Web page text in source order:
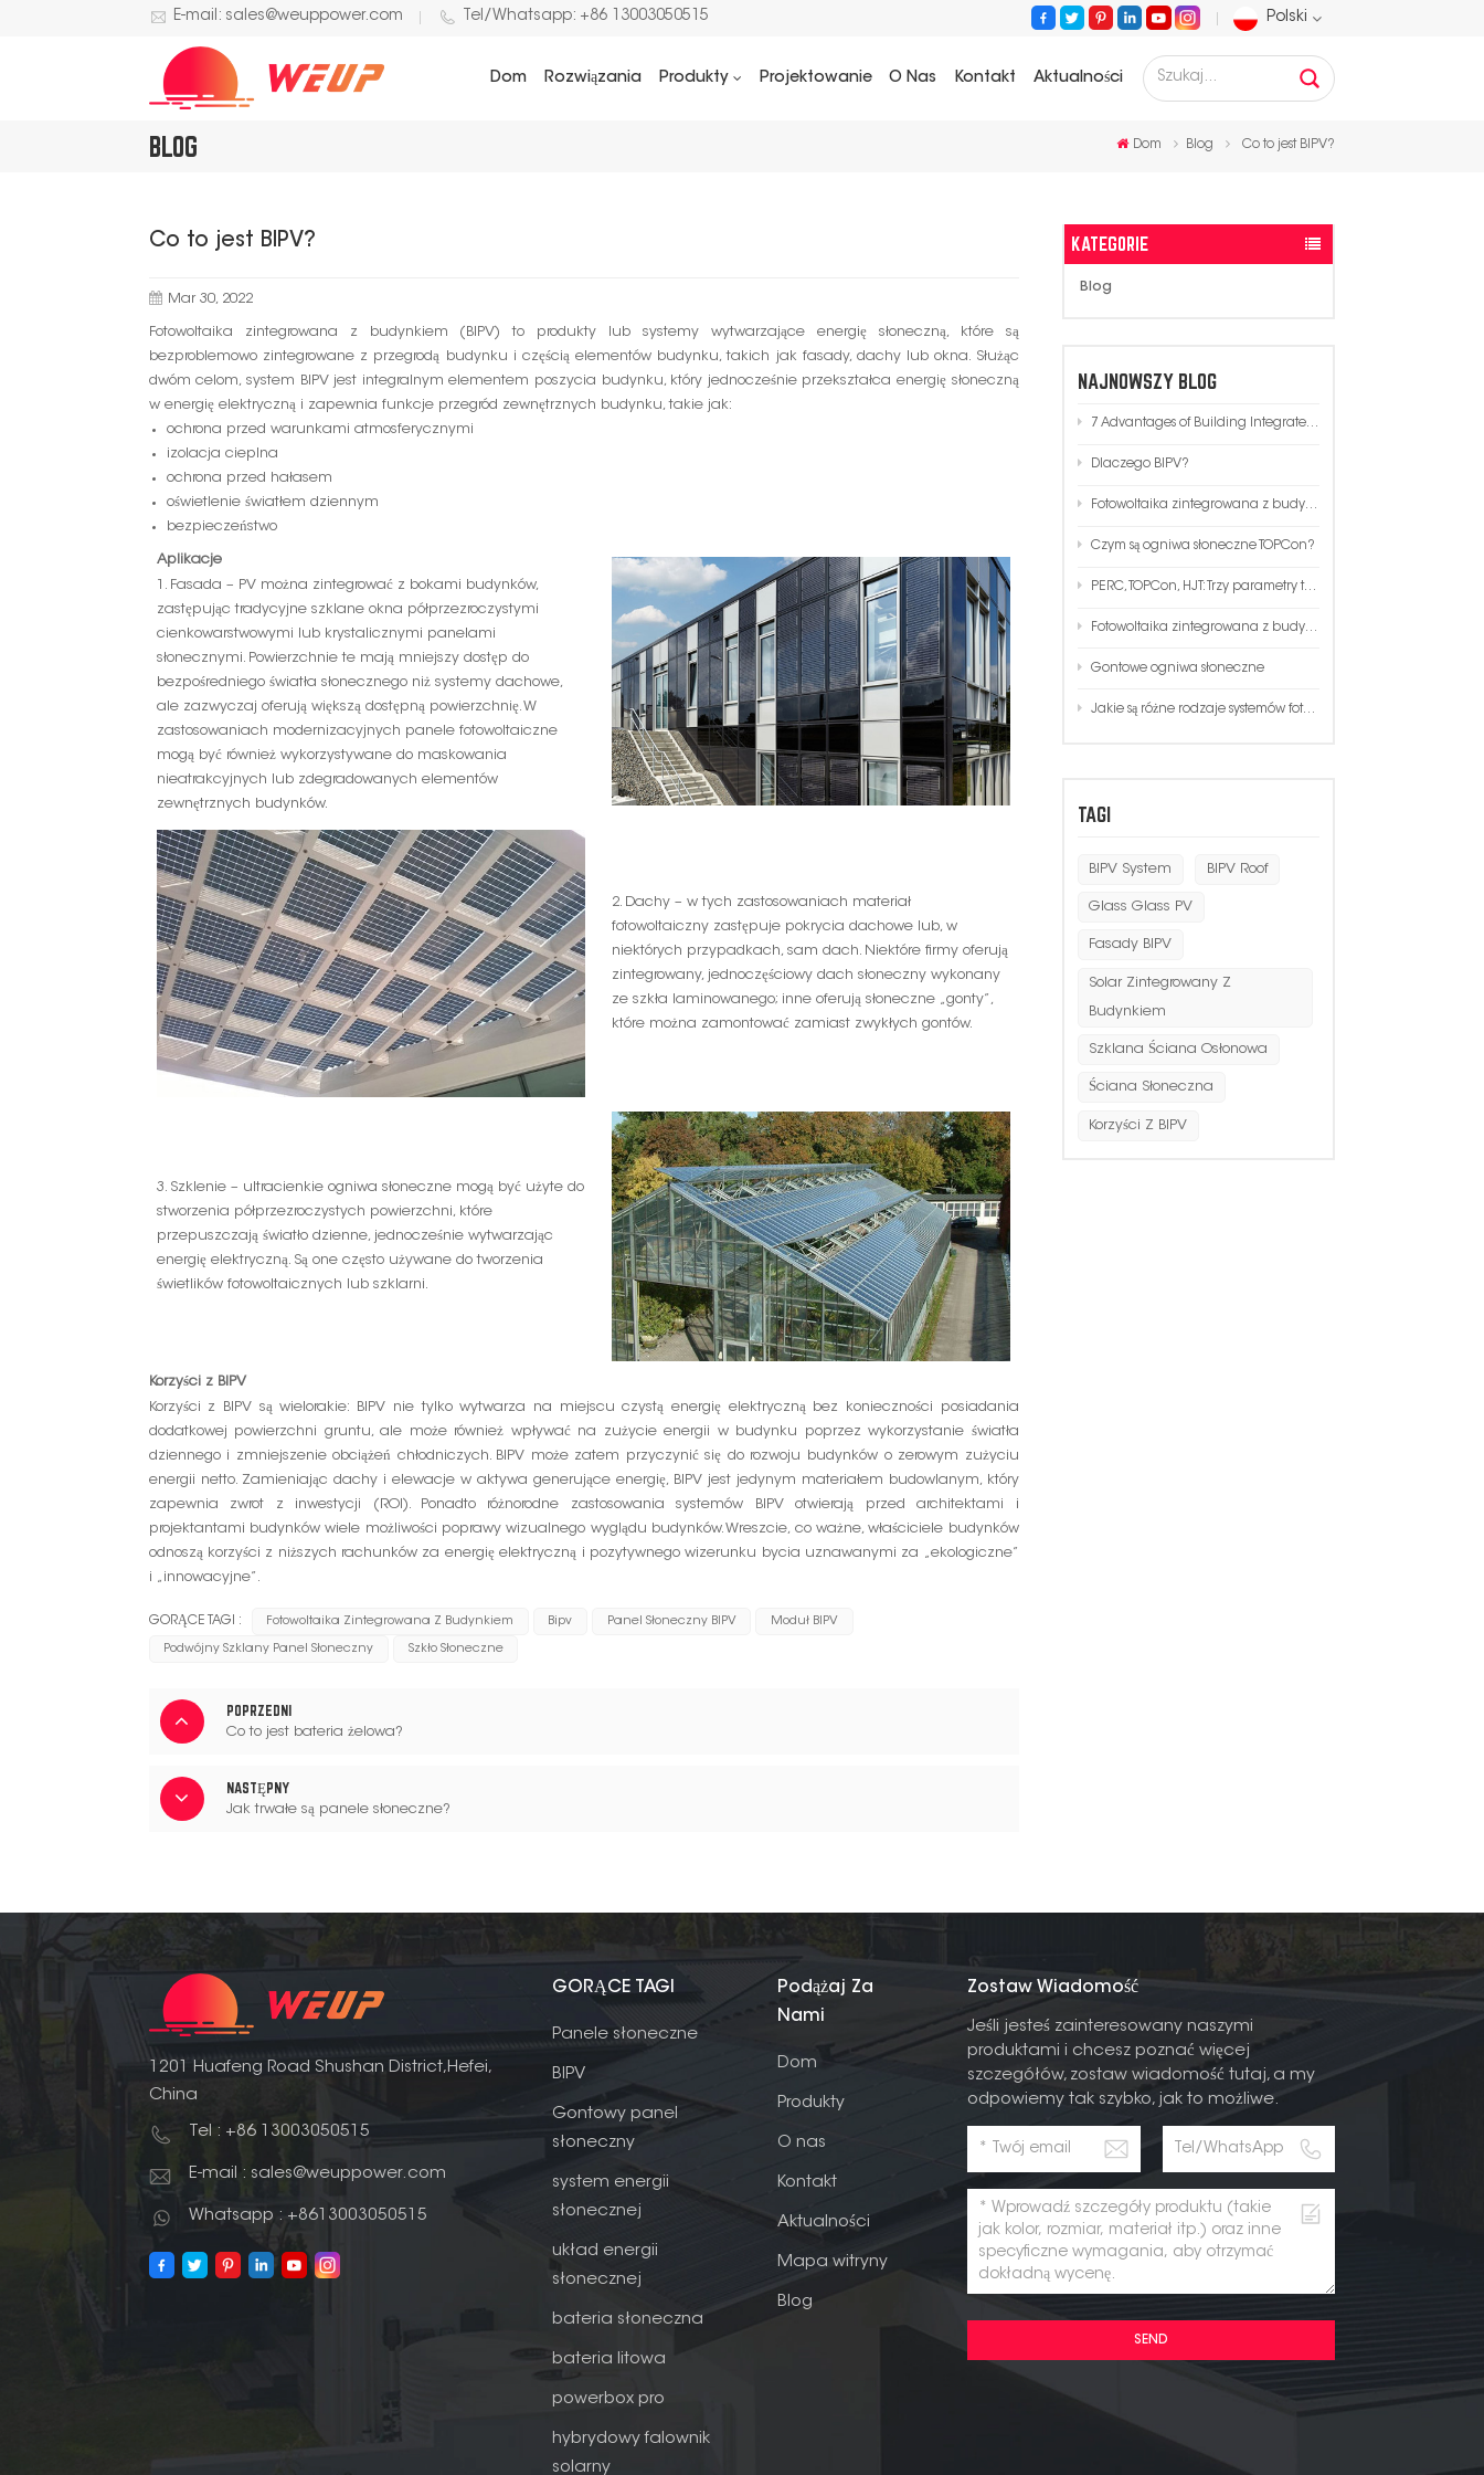
E-mail: sales@weuppower.com Tel/Whatsapp: +86 13003050515 Polski
Deutsch
Português
عربي
Polski
Dom Rozwiązania Produkty Projektowanie O Nas Kontakt Aktualności
BLOG Dom Blog Co to jest BIPV?
KATEGORIE
Blog
NAJNOWSZY BLOG
7 Advantages of Building Integrated Photovoltaics (BIPV) in Modern Architecture
Dlaczego BIPV?
Fotowoltaika zintegrowana z budynkiem
Czym są ogniwa słoneczne TOPCon?
PERC, TOPCon, HJT: Trzy parametry techniczne, koszt, porównanie procesów!
Fotowoltaika zintegrowana z budynkiem
Gontowe ogniwa słoneczne
Jakie są różne rodzaje systemów fotowoltaicznych?
TAGI
BIPV System BIPV Roof
Glass Glass PV
Fasady BIPV
Solar Zintegrowany Z
Budynkiem
Szklana Ściana Osłonowa
Ściana Słoneczna
Korzyści Z BIPV
Co to jest BIPV?
Mar 30, 2022
Fotowoltaika zintegrowana z budynkiem (BIPV) to produkty lub systemy wytwarzające energię słoneczną, które są
bezproblemowo zintegrowane z przegrodą budynku i częścią elementów budynku, takich jak fasady, dachy lub okna. Służąc
dwóm celom, system BIPV jest integralnym elementem poszycia budynku, który jednocześnie przekształca energię słoneczną
w energię elektryczną i zapewnia funkcje przegród zewnętrznych budynku, takie jak:
ochrona przed warunkami atmosferycznymi
izolacja cieplna
ochrona przed hałasem
oświetlenie światłem dziennym
bezpieczeństwo
Aplikacje
1. Fasada – PV można zintegrować z bokami budynków,
zastępując tradycyjne szklane okna półprzezroczystymi
cienkowarstwowymi lub krystalicznymi panelami
słonecznymi. Powierzchnie te mają mniejszy dostęp do
bezpośredniego światła słonecznego niż systemy dachowe,
ale zazwyczaj oferują większą dostępną powierzchnię. W
zastosowaniach modernizacyjnych panele fotowoltaiczne
mogą być również wykorzystywane do maskowania
nieatrakcyjnych lub zdegradowanych elementów
zewnętrznych budynków.
2. Dachy – w tych zastosowaniach materiał
fotowoltaiczny zastępuje pokrycia dachowe lub, w
niektórych przypadkach, sam dach. Niektóre firmy oferują
zintegrowany, jednoczęściowy dach słoneczny wykonany
ze szkła laminowanego; inne oferują słoneczne „gonty”,
które można zamontować zamiast zwykłych gontów.
3. Szklenie – ultracienkie ogniwa słoneczne mogą być użyte do
stworzenia półprzezroczystych powierzchni, które
przepuszczają światło dzienne, jednocześnie wytwarzając
energię elektryczną. Są one często używane do tworzenia
świetlików fotowoltaicznych lub szklarni.
Korzyści z BIPV
Korzyści z BIPV są wielorakie: BIPV nie tylko wytwarza na miejscu czystą energię elektryczną bez konieczności posiadania
dodatkowej powierzchni gruntu, ale może również wpływać na zużycie energii w budynku poprzez wykorzystanie światła
dziennego i zmniejszenie obciążeń chłodniczych. BIPV może zatem przyczynić się do rozwoju budynków o zerowym zużyciu
energii netto. Zamieniając dachy i elewacje w aktywa generujące energię, BIPV jest jedynym materiałem budowlanym, który
zapewnia zwrot z inwestycji (ROI). Ponadto różnorodne zastosowania systemów BIPV otwierają przed architektami i
projektantami budynków wiele możliwości poprawy wizualnego wyglądu budynków. Wreszcie, co ważne, właściciele budynków
odnoszą korzyści z niższych rachunków za energię elektryczną i pozytywnego wizerunku bycia uznawanymi za „ekologiczne”
i „innowacyjne”.
GORĄCE TAGI : Fotowoltaika Zintegrowana Z Budynkiem Bipv Panel Słoneczny BIPV Moduł BIPV
Podwójny Szklany Panel Słoneczny Szkło Słoneczne
POPRZEDNI
Co to jest bateria żelowa?
NASTĘPNY
Jak trwałe są panele słoneczne?
1201 Huafeng Road Shushan District,Hefei,
China
Tel : +86 13003050515
E-mail : sales@weuppower.com
Whatsapp : +8613003050515
GORĄCE TAGI
Panele słoneczne
BIPV
Gontowy panel
słoneczny
system energii
słonecznej
układ energii
słonecznej
bateria słoneczna
bateria litowa
powerbox pro
hybrydowy falownik
solarny
Podążaj Za
Nami
Dom
Produkty
O nas
Kontakt
Aktualności
Mapa witryny
Blog
Zostaw Wiadomość
Jeśli jesteś zainteresowany naszymi
produktami i chcesz poznać więcej
szczegółów, zostaw wiadomość tutaj, a my
odpowiemy tak szybko, jak to możliwe.
SEND